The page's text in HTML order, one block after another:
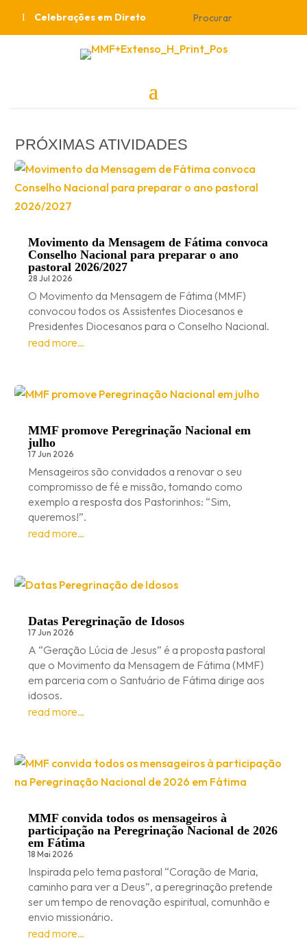
Celebrações em Direto
PRÓXIMAS ATIVIDADES
Movimento da Mensagem de Fátima convoca
Conselho Nacional para preparar o ano
pastoral 2026/2027
28 Jul 2026
O Movimento da Mensagem de Fátima (MMF)
convocou todos os Assistentes Diocesanos e
Presidentes Diocesanos para o Conselho Nacional.
read more…
MMF promove Peregrinação Nacional em
julho
17 Jun 2026
Mensageiros são convidados a renovar o seu
compromisso de fé e missão, tomando como
exemplo a resposta dos Pastorinhos: “Sim,
queremos!”.
read more…
Datas Peregrinação de Idosos
17 Jun 2026
A “Geração Lúcia de Jesus” é a proposta pastoral
que o Movimento da Mensagem de Fátima (MMF)
em parceria com o Santuário de Fátima dirige aos
idosos.
read more…
MMF convida todos os mensageiros à
participação na Peregrinação Nacional de 2026
em Fátima
18 Mai 2026
Inspirada pelo tema pastoral “Coração de Maria,
caminho para ver a Deus”, a peregrinação pretende
ser um tempo de renovação espiritual, comunhão e
envio missionário.
read more…